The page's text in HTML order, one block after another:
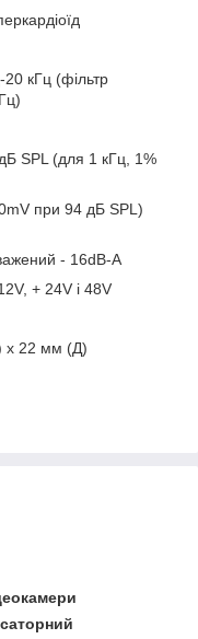
20 кГц (фільтр
SPL (для 1 кГц, 1%
при 94 дБ SPL)
- 16dB-A
+ 24V і 48V
х 22 мм (Д)